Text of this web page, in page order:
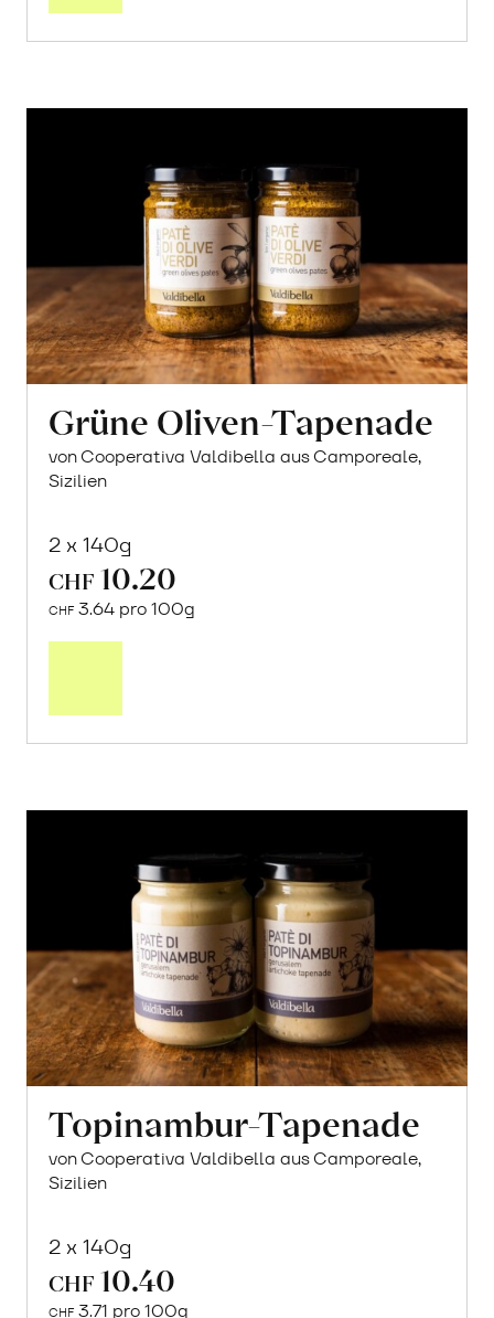
Grüne Oliven-Tapenade
von Cooperativa Valdibella aus Camporeale,
Sizilien
2 x 140g
CHF 10.20
CHF 3.64 pro 100g
Topinambur-Tapenade
von Cooperativa Valdibella aus Camporeale,
Sizilien
2 x 140g
CHF 10.40
CHF 3.71 pro 100g